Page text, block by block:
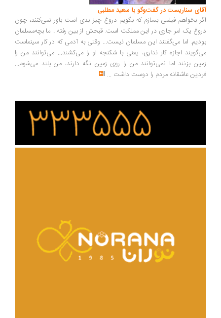
سناریست در گفت‌وگو با سعید مطلبی
بخواهم فیلمی بسازم که بگویم دروغ چیز بدی است باور نمی‌کنند، چون
یک امر جاری در این مملکت است. قبحش از بین رفته... ما بچه‌مسلمان
اما می‌گفتند این مسلمان نیست... وقتی به آدمی که در کار سینماست
اجازه کار نداری، یعنی با شکنجه او را می‌کشند... می‌توانند من را
بزنند اما نمی‌توانند من را روی زمین نگه دارند، من بلند می‌شوم...
عاشقانه مردم را دوست داشت ...